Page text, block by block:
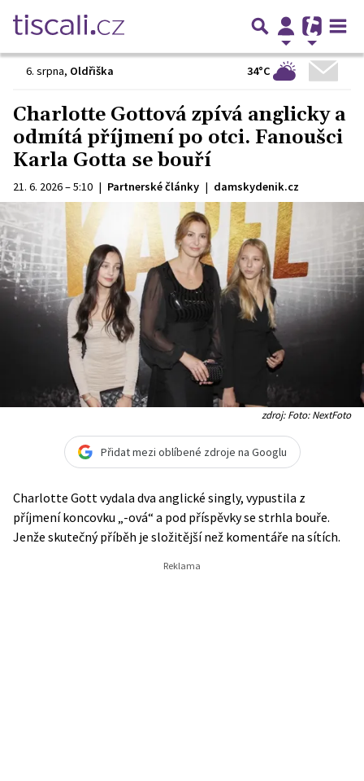
6. srpna, Oldřiška 34°C
Charlotte Gottová zpívá anglicky a
odmítá příjmení po otci. Fanoušci
Karla Gotta se bouří
21. 6. 2026 – 5:10 | Partnerské články | damskydenik.cz
zdroj: Foto: NextFoto
Přidat mezi oblíbené zdroje na Googlu
Charlotte Gott vydala dva anglické singly, vypustila z
příjmení koncovku „-ová“ a pod příspěvky se strhla bouře.
Jenže skutečný příběh je složitější než komentáře na sítích.